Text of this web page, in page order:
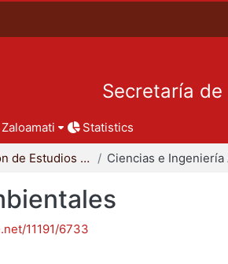
Secretaría de
Statistics
Coordinación de Estudios de Posgrado - CBI
11191/6733